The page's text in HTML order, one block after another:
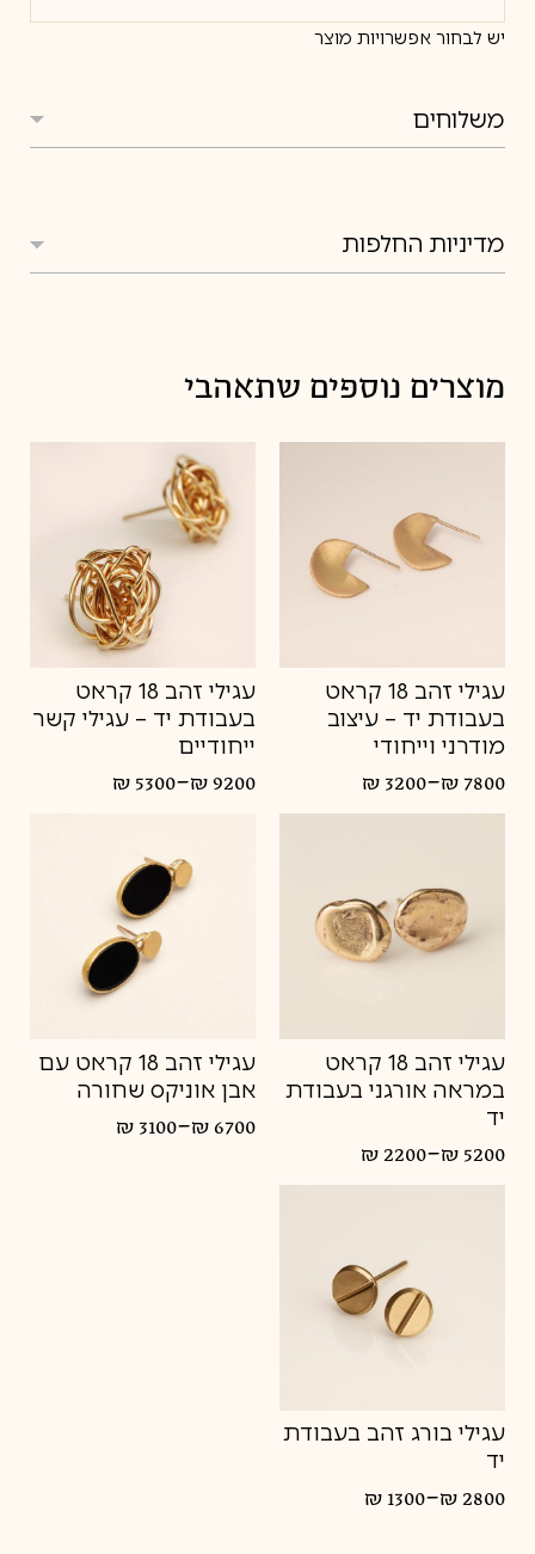
אדום
יש לבחור אפשרויות מוצר
משלוחים
מדיניות החלפות
מוצרים נוספים שתאהבי
עגילי זהב 18 קראט
בעבודת יד – עיצוב
מודרני וייחודי
₪ 3200–₪7800
טווח
מחירים:
עגילי זהב 18 קראט
בעבודת יד – עגילי קשר
ייחודיים
₪ 5300–₪9200
טווח
עגילי זהב 18 קראט
במראה אורגני בעבודת
יד
₪ 2200–₪ 5200
טווח
מחירים:
עגילי זהב 18 קראט עם
אבן אוניקס שחורה
₪ 3100–₪6700
טווח
עגילי בורג זהב בעבודת
יד
₪ 1300–₪ 2800
טווח